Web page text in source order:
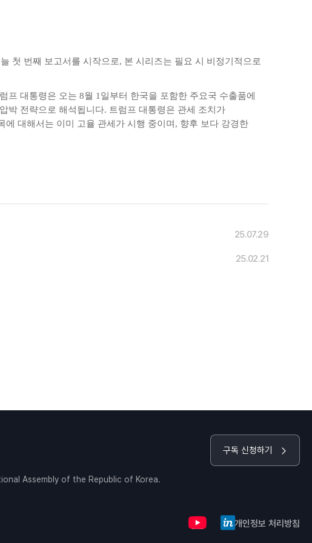
늘 첫 번째 보고서를 시작으로, 본 시리즈는 필요 시 비정기적으로
프 대통령은 오는 8월 1 일부터 한국을 포함한 주요국 수출품에
박 전략으로 해석됩니다. 트럼프 대통령은 관세 조치가
에 대해서는 이미 고율 관세가 시행 중이며 , 향후 보다 강경한
25.07.29
25.02.21
Assembly of the Republic of Korea.
구독 신청하기
개인정보 처리방침